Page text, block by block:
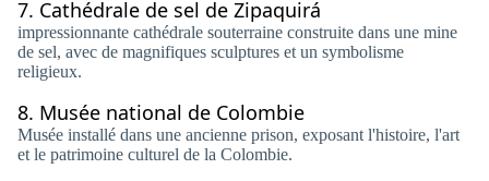
7. Cathédrale de sel de Zipaquirá
impressionnante cathédrale souterraine construite dans une mine
de sel, avec de magnifiques sculptures et un symbolisme
religieux.
8. Musée national de Colombie
Musée installé dans une ancienne prison, exposant l'histoire, l'art
et le patrimoine culturel de la Colombie.